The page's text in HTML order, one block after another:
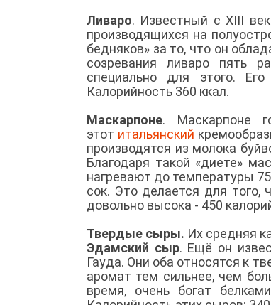
Ливаро. Известный с ХІІІ
производящихся на
бедняков» за то, что он
созревания ливаро пять
специально для этого.
Калорийность 360 ккал.
Маскарпоне. Маскарпоне
этот итальянский
производятся из молока
Благодаря такой «диете»
нагревают до температуры
сок. Это делается для того,
довольно высока - 450
Твердые сыры. Их средняя
Эдамский сыр. Ещё он
Гауда. Они оба относятся к
аромат тем сильнее, чем
время, очень богат